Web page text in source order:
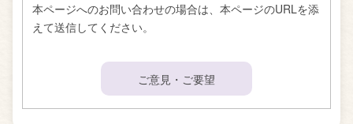
本ページへのお問い合わせの場合は、本ページのURLを添
えて送信してください。
ご意見・ご要望